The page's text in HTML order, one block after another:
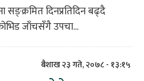
सङ्क्रमित दिनप्रतिदिन बढ्दै
जाँचसँगै उपचा...
बैशाख २३ गते, २०७८ - १३:१५